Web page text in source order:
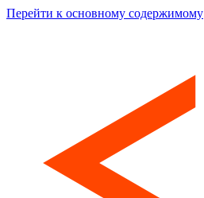
Перейти к основному содержимому